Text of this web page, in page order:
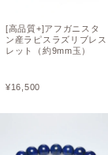
[高品質+]アフガニスタ
ン産ラピスラズリブレス
レット（約9mm玉）
¥16,500